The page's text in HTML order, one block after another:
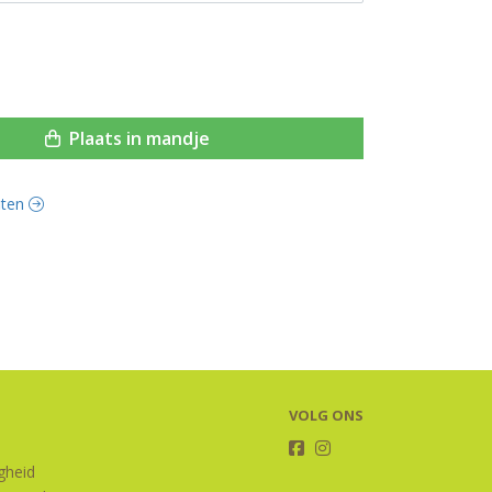
Plaats in mandje
VOLG ONS